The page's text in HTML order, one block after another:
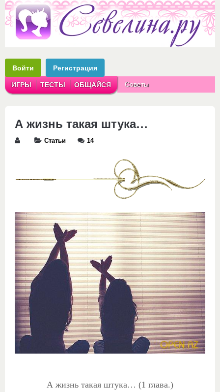
Войти Регистрация
ИГРЫ ТЕСТЫ ОБЩАЙСЯ Советы
А жизнь такая штука…
Статьи 14
А жизнь такая штука… (1 глава.)